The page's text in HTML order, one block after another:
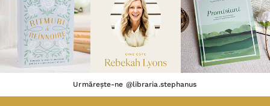
Urmărește-ne @libraria.stephanus